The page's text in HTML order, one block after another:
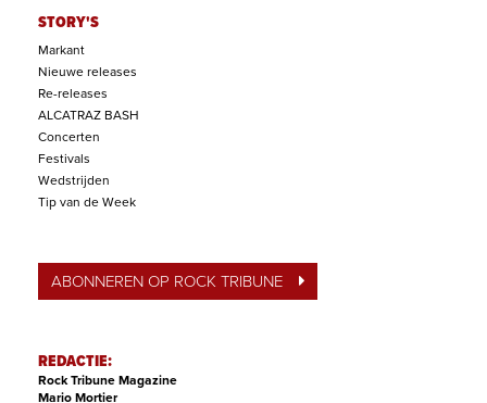
STORY'S
Markant
Nieuwe releases
Re-releases
ALCATRAZ BASH
Concerten
Festivals
Wedstrijden
Tip van de Week
ABONNEREN OP ROCK TRIBUNE
REDACTIE:
Rock Tribune Magazine
Mario Mortier